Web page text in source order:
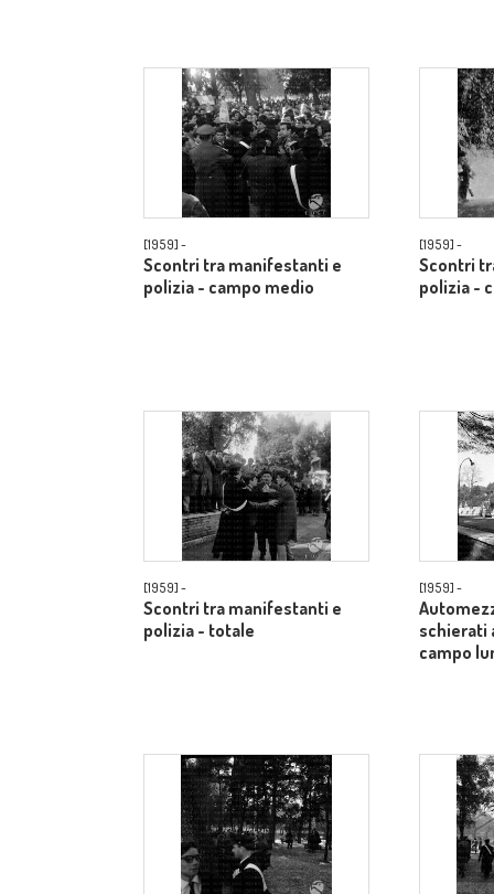
[1959] -
Scontri tra manifestanti e
polizia - campo medio
[1959] -
Scontri
polizia -
[1959] -
Scontri tra manifestanti e
polizia - totale
[1959] -
schierati
campo